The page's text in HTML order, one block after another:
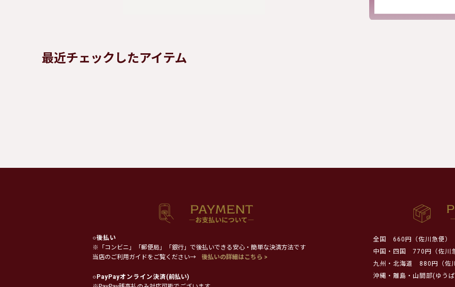
最近チェックしたアイテム
○後払い
※「コンビニ」「郵便局」「銀行」で後払いできる安心・簡単な決済方法です
当店のご利用ガイドをご覧ください→
後払いの詳細はこちら >
○PayPayオンライン決済(前払い)
全国
660円（佐川急便）
中国・四国
770円（佐川
九州・北海道
880円（佐
沖縄・離島・山間部(ゆう